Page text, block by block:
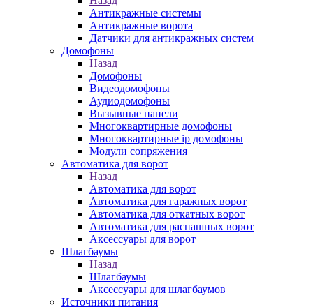
Антикражные системы
Антикражные ворота
Датчики для антикражных систем
Домофоны
Назад
Домофоны
Видеодомофоны
Аудиодомофоны
Вызывные панели
Многоквартирные домофоны
Многоквартирные ip домофоны
Модули сопряжения
Автоматика для ворот
Назад
Автоматика для ворот
Автоматика для гаражных ворот
Автоматика для откатных ворот
Автоматика для распашных ворот
Аксессуары для ворот
Шлагбаумы
Назад
Шлагбаумы
Аксессуары для шлагбаумов
Источники питания